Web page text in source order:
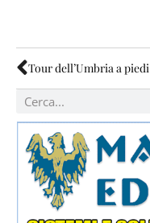
Tour dell’Umbria a piedi